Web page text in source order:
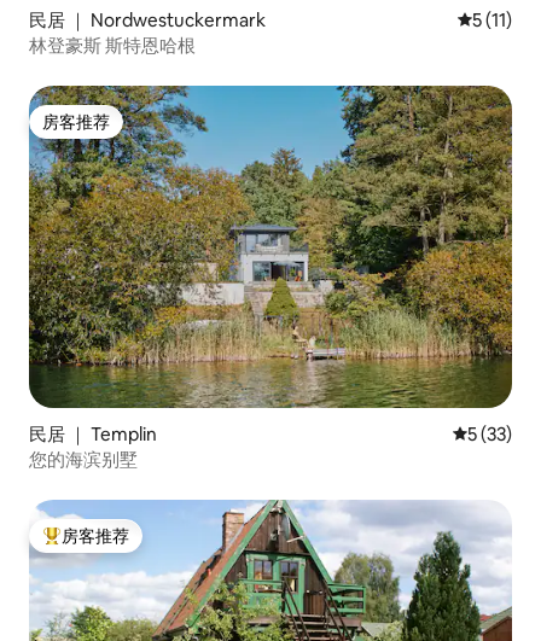
民居 ｜ Nordwestuckermark 平均评分
5 (11)
林登豪斯 斯特恩哈根
房客推荐
房客推荐
民居 ｜ Templin 平均评分
5 (33)
您的海滨别墅
热门「房客推荐」
房客推荐